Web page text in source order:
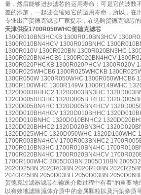
量，然后能够进步滤芯的运用寿命；可是它的波
差的添加，一起还会缩短它的运用寿命，所以，在
专业出产贺德克滤芯厂家提示，在选购贺德克滤芯
天津供应1700R050WHC贺德克滤芯
1300R010BN3HCKB 1300R010BN3HCV
1300R010BN4HCV 1300R010BNHC
1300R010V 1300R020BN 1300R020BN3HC
1300R020BN4HCB6 1300R020BN4HCV
1300R020PHCKB 1300R020PHCV 1300R020V
1300R025WHCB6 1300R025WHCKB
1300R050W 1300R050WHC 1300R050WHCB6
1300R100WHC 1300R149W 1300R149WHC
1320D003BHHC2 1320D003BN3HC
1320D005BH3HC 1320D005BH4HC
1320D005BN4HC 1320D005BN4HCV
1320D010BH4HCV 1320D010BHHC
1320D010BNHC 1320D010BNHC2
1320D020BHHC2 1320D020BN3HC
1320D025WHC 1320D050WHC 1320D100WHC
1700R003BN4HCV 1700R003BNHC2
1700R010BN3HC 1700R010BN4HC
1700R020BN4HC 1700R020BN4HCV
1700R100WHC 2005D03BN 2005D10BN
2020D25BN 2020R03BN 2020R10BN
2040R25BN 2050D03BH 2050D03BN
贺德克过滤器滤芯在输送介质过程中有着*的重要
以有效地滤除流体介质中的金属颗粒以及污染杂